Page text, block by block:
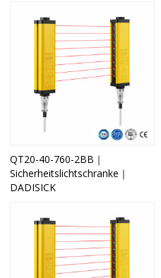
QT20-40-760-2BB｜
Sicherheitslichtschranke｜
DADISICK